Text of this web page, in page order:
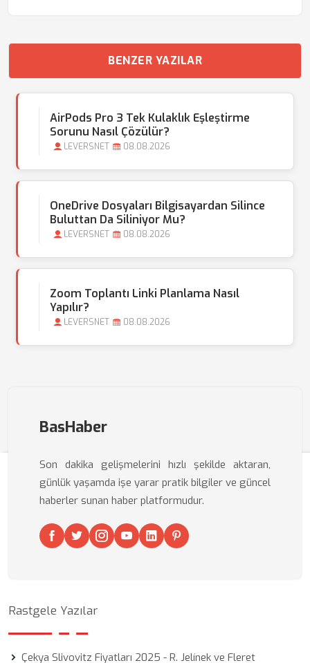
BENZER YAZILAR
AirPods Pro 3 Tek Kulaklık Eşleştirme
Sorunu Nasıl Çözülür?
LEVERSNET 08.08.2026
OneDrive Dosyaları Bilgisayardan Silince
Buluttan Da Siliniyor Mu?
LEVERSNET 08.08.2026
Zoom Toplantı Linki Planlama Nasıl
Yapılır?
LEVERSNET 08.08.2026
BasHaber
Son dakika gelişmelerini hızlı şekilde aktaran,
günlük yaşamda işe yarar pratik bilgiler ve güncel
haberler sunan haber platformudur.
Rastgele Yazılar
Çekya Slivovitz Fiyatları 2025 - R. Jelínek ve Fleret